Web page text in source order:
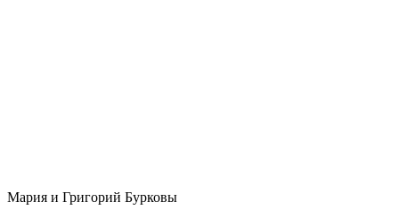
Мария и Григорий Бурковы